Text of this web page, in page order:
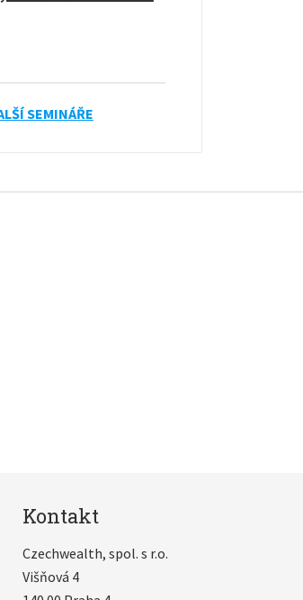
SEMINÁŘE
Kontakt
Czechwealth, spol. s r.o.
Višňová 4